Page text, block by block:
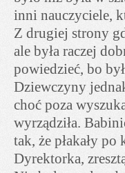
inni nauczyciele,
Z drugiej strony
ale była raczej
powiedzieć, bo
Dziewczyny
choć poza
wyrządziła.
tak, że płakały po
Dyrektorka,